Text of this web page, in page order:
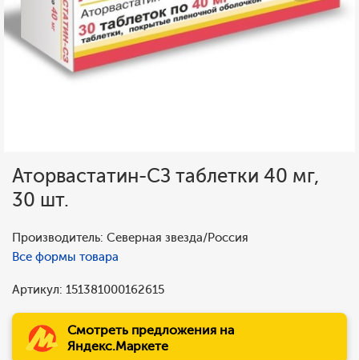
Аторвастатин-СЗ таблетки 40 мг,
30 шт.
Производитель: Северная звезда/Россия
Все формы товара
Артикул: 151381000162615
Смотреть предложения на
Яндекс.Маркете